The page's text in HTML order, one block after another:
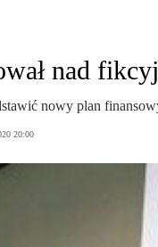
nad
nowy plan
20:00